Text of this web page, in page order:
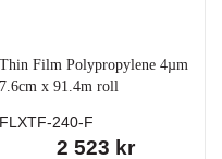
Thin Film Polypropylene 4µm
7.6cm x 91.4m roll
FLXTF-240-F
2 523 kr